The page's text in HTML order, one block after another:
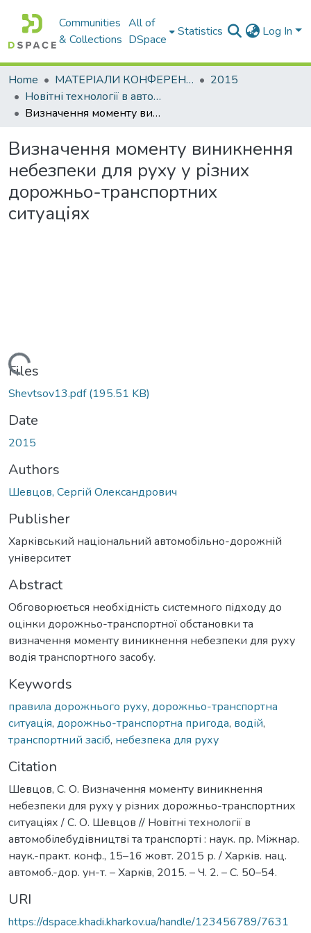
Communities
& Collections
All of
DSpace
Statistics Log In
Home МАТЕРІАЛИ КОНФЕРЕНЦІЙ
2015
Новітні технології в автомобілебудівництві та транспорті. Частина ІІ
Визначення моменту виникнення небезпеки для руху у різних дорожньо-транспортних ситуаціях
Визначення моменту виникнення
небезпеки для руху у різних
дорожньо-транспортних
ситуаціях
Loading...
Files
Shevtsov13.pdf(195.51 KB)
Date
2015
Authors
Шевцов, Сергій Олександрович
Publisher
Харківський національний автомобільно-дорожній
університет
Abstract
Обговорюється необхідність системного підходу до
оцінки дорожньо-транспортної обстановки та
визначення моменту виникнення небезпеки для руху
водія транспортного засобу.
Keywords
правила дорожнього руху, дорожньо-транспортна
ситуація, дорожньо-транспортна пригода, водій,
транспортний засіб, небезпека для руху
Citation
Шевцов, С. О. Визначення моменту виникнення
небезпеки для руху у різних дорожньо-транспортних
ситуаціях / С. О. Шевцов // Новітні технології в
автомобілебудівництві та транспорті : наук. пр. Міжнар.
наук.-практ. конф., 15–16 жовт. 2015 р. / Харків. нац.
автомоб.-дор. ун-т. – Харкiв, 2015. – Ч. 2. – С. 50–54.
URI
https://dspace.khadi.kharkov.ua/handle/123456789/7631